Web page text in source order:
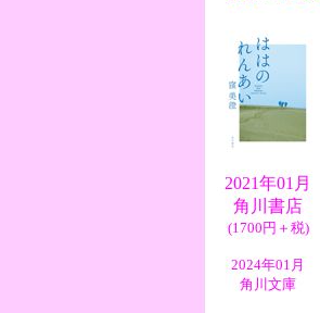
2021年01月
角川書店
(1700円＋税)
2024年01月
角川文庫